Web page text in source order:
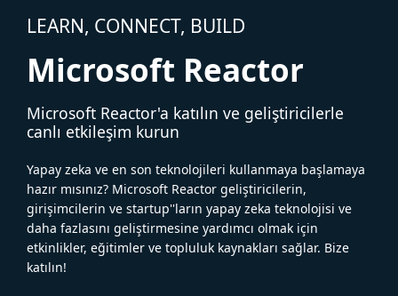
LEARN, CONNECT, BUILD
Microsoft Reactor
Microsoft Reactor'a katılın ve geliştiricilerle
canlı etkileşim kurun
Yapay zeka ve en son teknolojileri kullanmaya başlamaya
hazır mısınız? Microsoft Reactor geliştiricilerin,
girişimcilerin ve startup''ların yapay zeka teknolojisi ve
daha fazlasını geliştirmesine yardımcı olmak için
etkinlikler, eğitimler ve topluluk kaynakları sağlar. Bize
katılın!